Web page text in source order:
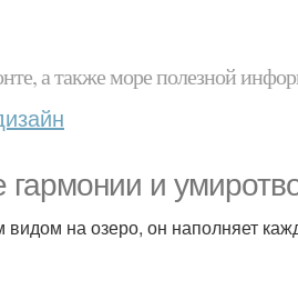
а также море полезной
и
на озеро, он наполняет